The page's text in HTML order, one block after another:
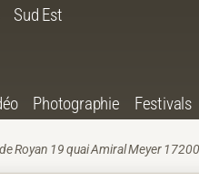
Sud Est
Photographie Festivals
Royan 19 quai Amiral Meyer